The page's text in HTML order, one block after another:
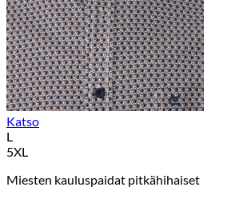
Katso
L
5XL
Miesten kauluspaidat pitkähihaiset